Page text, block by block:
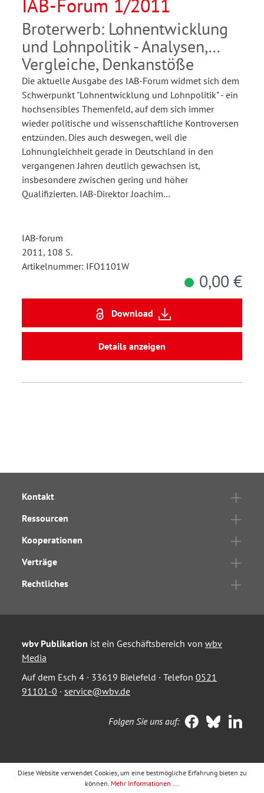
IAB-Forum 1/2011
Broterwerb: Lohnentwicklung
und Lohnpolitik - Analysen,
Vergleiche, Denkanstöße
Die aktuelle Ausgabe des IAB-Forum widmet sich dem
Schwerpunkt "Lohnentwicklung und Lohnpolitik" - ein
hochsensibles Themenfeld, auf dem sich immer
wieder politische und wissenschaftliche Kontroversen
entzünden. Dies auch deswegen, weil die
Lohnungleichheit gerade in Deutschland in den
vergangenen Jahren deutlich gewachsen ist,
insbesondere zwischen gering und höher
Qualifizierten. IAB-Direktor Joachim…
IAB-forum
2011, 108 S.
Artikelnummer: IFO1101W
0,00 €
Download
Details anzeigen
Kontakt
Ressourcen
Kooperationen
Verträge
Rechtliches
wbv Publikation ist ein Geschäftsbereich von wbv
Media
Auf dem Esch 4 · 33619 Bielefeld · Telefon 0521
91101-0 · service@wbv.de
Folgen Sie uns auf:
Diese Website verwendet Cookies, um eine bestmögliche Erfahrung bieten zu
können. Mehr Informationen ...